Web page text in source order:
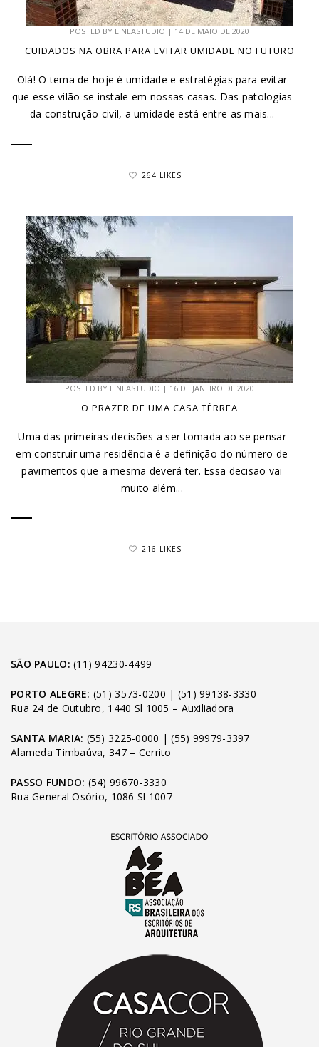
POSTED BY LINEASTUDIO | 14 DE MAIO DE 2020
CUIDADOS NA OBRA PARA EVITAR UMIDADE NO FUTURO
Olá! O tema de hoje é umidade e estratégias para evitar
que esse vilão se instale em nossas casas. Das patologias
da construção civil, a umidade está entre as mais...
264 LIKES
POSTED BY LINEASTUDIO | 16 DE JANEIRO DE 2020
O PRAZER DE UMA CASA TÉRREA
Uma das primeiras decisões a ser tomada ao se pensar
em construir uma residência é a definição do número de
pavimentos que a mesma deverá ter. Essa decisão vai
muito além...
216 LIKES
SÃO PAULO:(11) 94230-4499
PORTO ALEGRE: (51) 3573-0200 | (51) 99138-3330
Rua 24 de Outubro, 1440 Sl 1005 – Auxiliadora
SANTA MARIA: (55) 3225-0000 |(55) 99979-3397
Alameda Timbaúva, 347 – Cerrito
PASSO FUNDO: (54) 99670-3330
Rua General Osório, 1086 Sl 1007